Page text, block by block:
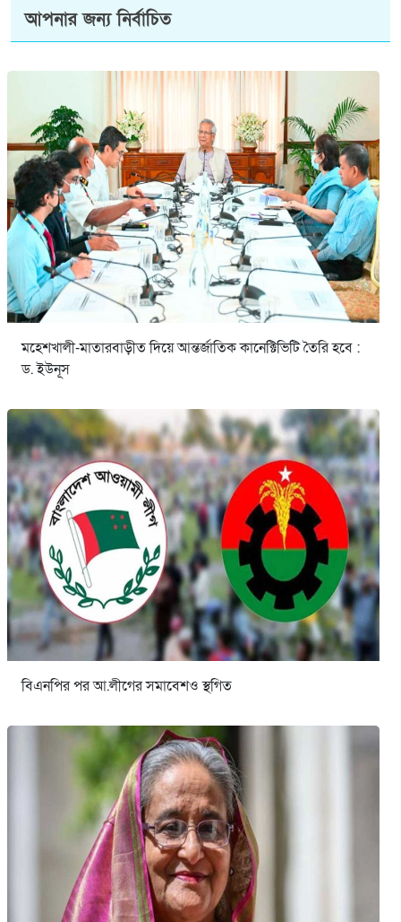
আপনার জন্য নির্বাচিত
মহেশখালী-মাতারবাড়ীত দিয়ে আন্তর্জাতিক কানেক্টিভিটি তৈরি হবে :
ড. ইউনূস
বিএনপির পর আ.লীগের সমাবেশও স্থগিত